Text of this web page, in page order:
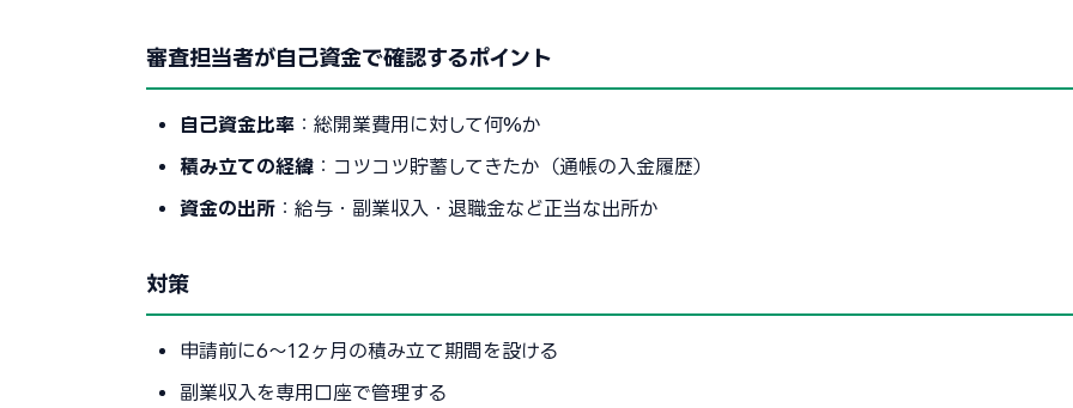
審査担当者が自己資金で確認するポイント
自己資金比率 ：総開業費用に対して何%か
積み立ての経緯 ：コツコツ貯蓄してきたか（通帳の入金履歴）
資金の出所 ：給与・副業収入・退職金など正当な出所か
対策
申請前に6〜12ヶ月の積み立て期間を設ける
副業収入を専用口座で管理する